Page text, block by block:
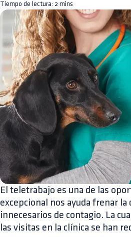
Tiempo de lectura: 2 mins
El teletrabajo es una de las
excepcional nos ayuda frenar
innecesarios de contagio. La
las visitas en la clínica se han